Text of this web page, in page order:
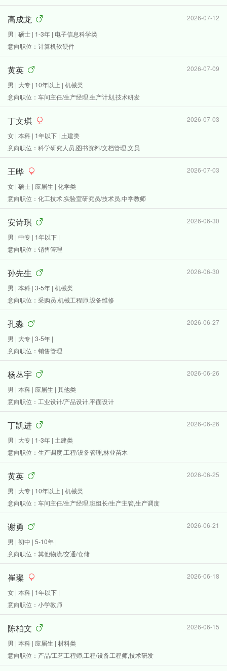
高成龙
2026-07-12
男 | 硕士 | 1-3年 | 电子信息科学类
意向职位：计算机软硬件
黄英
2026-07-09
男 | 大专 | 10年以上 | 机械类
意向职位：车间主任/生产经理,生产计划,技术研发
丁文琪
2026-07-03
女 | 本科 | 1年以下 | 土建类
意向职位：科学研究人员,图书资料/文档管理,文员
王晔
2026-07-03
女 | 硕士 | 应届生 | 化学类
意向职位：化工技术,实验室研究员/技术员,中学教师
安诗琪
2026-06-30
男 | 中专 | 1年以下 |
意向职位：销售管理
孙先生
2026-06-30
男 | 本科 | 3-5年 | 机械类
意向职位：采购员,机械工程师,设备维修
孔淼
2026-06-27
男 | 大专 | 3-5年 |
意向职位：销售管理
杨丛宇
2026-06-26
男 | 本科 | 应届生 | 其他类
意向职位：工业设计/产品设计,平面设计
丁凯进
2026-06-26
男 | 大专 | 1-3年 | 土建类
意向职位：生产调度,工程/设备管理,林业苗木
黄英
2026-06-25
男 | 大专 | 10年以上 | 机械类
意向职位：车间主任/生产经理,班组长/生产主管,生产调度
谢勇
2026-06-21
男 | 初中 | 5-10年 |
意向职位：其他物流/交通/仓储
崔璨
2026-06-18
女 | 本科 | 1年以下 |
意向职位：小学教师
陈柏文
2026-06-15
男 | 本科 | 应届生 | 材料类
意向职位：产品/工艺工程师,工程/设备工程师,技术研发